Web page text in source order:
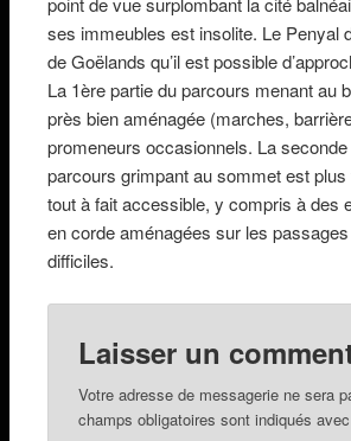
ses immeubles est insolite. Le Penyal
de Goëlands qu’il est possible
La 1ère partie du parcours menant au
près bien aménagée (marches,
promeneurs occasionnels. La
parcours grimpant au sommet est
tout à fait accessible, y compris à des
en corde aménagées sur les
difficiles.
Laisser un
Votre adresse de messagerie ne sera
champs obligatoires sont indiqués avec